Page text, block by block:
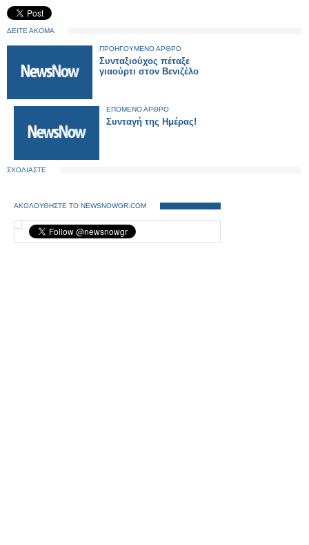
ΔΕΙΤΕ ΑΚΟΜΑ
ΠΡΟΗΓΟΥΜΕΝΟ ΑΡΘΡΟ
Συνταξιούχος πέταξε
γιαούρτι στον Βενιζέλο
ΕΠΟΜΕΝΟ ΑΡΘΡΟ
Συνταγή της Ημέρας!
ΣΧΟΛΙΑΣΤΕ
ΑΚΟΛΟΥΘΗΣΤΕ ΤΟ NEWSNOWGR.COM